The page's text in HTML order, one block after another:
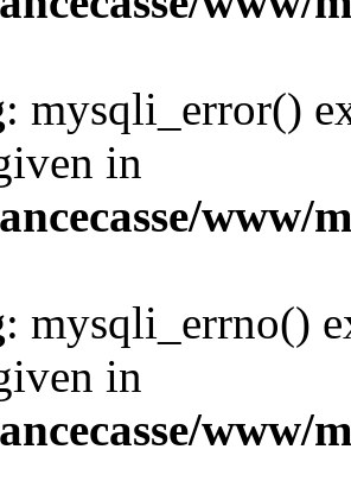
: mysqli_error()
in
www/
: mysqli_errno()
in
www/